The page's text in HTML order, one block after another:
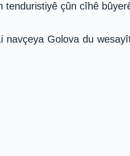
çûn cîhê
navçeya Golova du